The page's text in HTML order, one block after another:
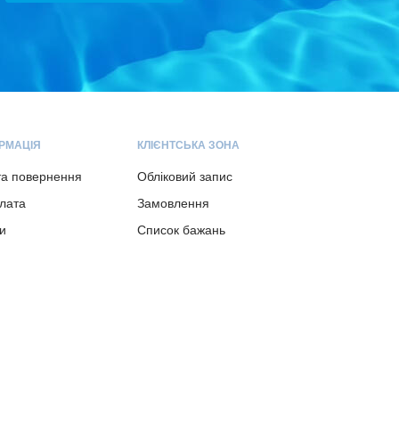
повернення
КЛІЄНТСЬКА ЗОНА
Обліковий запис
Замовлення
Список бажань